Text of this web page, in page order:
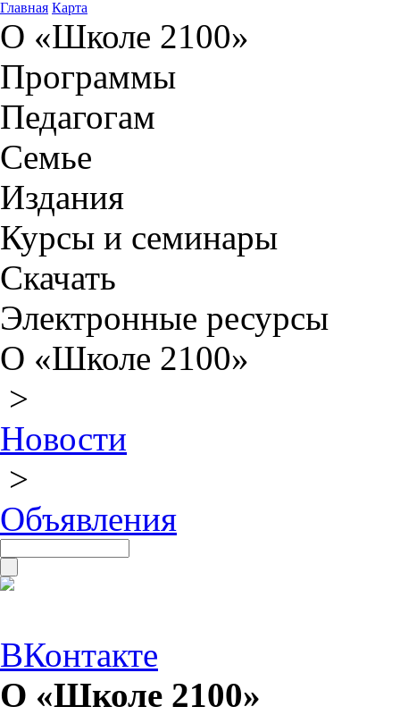
Главная Карта
О «Школе 2100»
Программы
Педагогам
Семье
Издания
Курсы и семинары
Скачать
Электронные ресурсы
О «Школе 2100»
>
Новости
>
Объявления
ВКонтакте
О «Школе 2100»